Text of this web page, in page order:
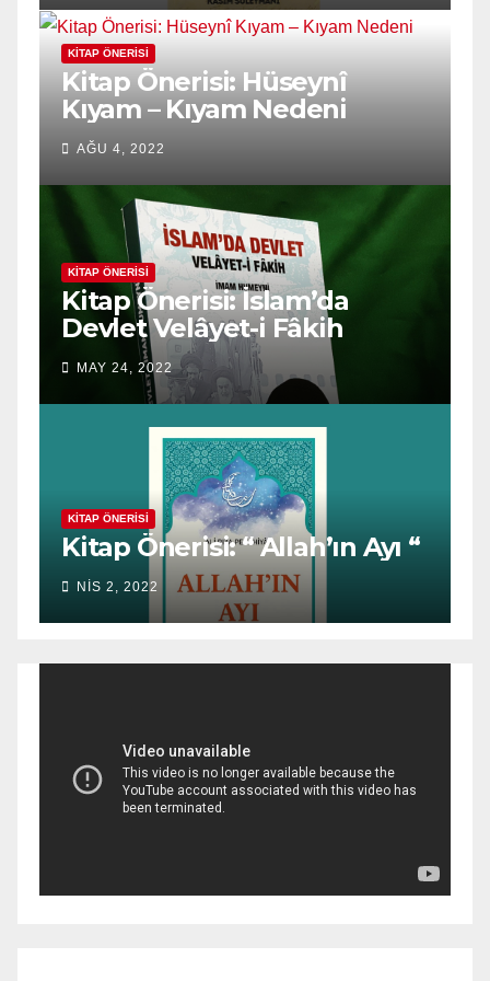
KITAP ÖNERISI
Kitap Önerisi: Hüseynî
Kıyam – Kıyam Nedeni
AĞU 4, 2022
KITAP ÖNERISI
Kitap Önerisi: İslam’da
Devlet Velâyet-i Fâkih
MAY 24, 2022
KITAP ÖNERISI
Kitap Önerisi: “ Allah’ın Ayı “
NIS 2, 2022